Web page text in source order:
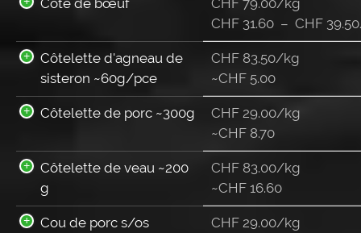
CHF 31.60 – CHF 39.50
Côtelette d'agneau de
sisteron ~60g/pce
CHF 83.50/kg
~CHF 5.00
Côtelette de porc ~300g
CHF 29.00/kg
~CHF 8.70
Côtelette de veau ~200
g
CHF 83.00/kg
~CHF 16.60
Cou de porc s/os
CHF 29.00/kg